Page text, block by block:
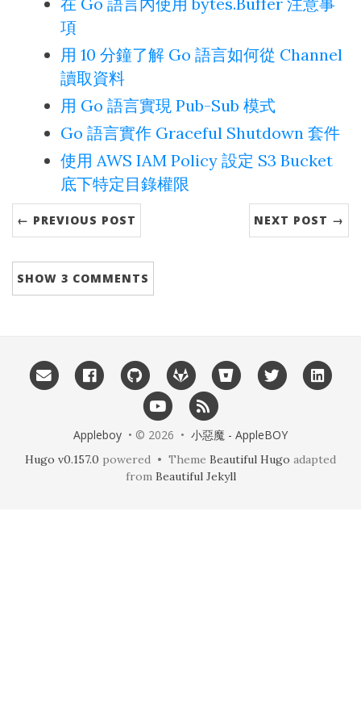
項
用 10 分鐘了解 Go 語言如何從 Channel
讀取資料
用 Go 語言實現 Pub-Sub 模式
Go 語言實作 Graceful Shutdown 套件
使用 AWS IAM Policy 設定 S3 Bucket
底下特定目錄權限
← PREVIOUS POST NEXT POST →
SHOW 3 COMMENTS
Appleboy • © 2026 • 小惡魔 - AppleBOY
Hugo v0.157.0 powered • Theme Beautiful Hugo adapted
from Beautiful Jekyll